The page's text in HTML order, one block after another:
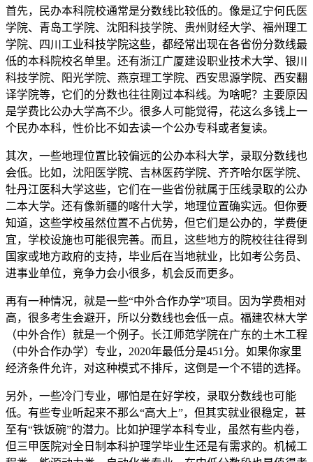
首先，民办本科院校通常是分数线比较低的。像是辽宁何氏医
学院、青岛工学院、沈阳科技学院、贵州财经大学、福州理工
学院、四川工业科技学院这些，都经常出现在各省份分数线最
低的本科院校名单里。还有浙江广厦建设职业技术大学、银川
科技学院、阳光学院、燕京理工学院、西安思源学院、西安翻
译学院等，它们的分数也往往刚过本科线。为啥呢？主要原因
是学费比公办大学高不少。很多人可能觉得，花这么多钱上一
个民办本科，性价比不如去读一个公办专科或者复读。
其次，一些地理位置比较偏远的公办本科大学，录取分数线也
会低。比如，沈阳医学院、吉林医药学院、齐齐哈尔医学院、
牡丹江医科大学这些，它们在一些省份就属于压线录取的公办
二本大学。还有像新疆的喀什大学，地理位置确实远。但你要
知道，这些学校虽然位置不占优势，但它们是公办的，学费便
宜，学校设施也可能很完善。而且，这些地方的院校往往得到
国家或地方政府的支持，毕业后在当地就业，比如考公务员、
进事业单位，竞争力会小很多，机会反而更多。
再有一种情况，就是一些“中外合作办学”项目。因为学费相对
高，很多考生会避开，所以分数线也会低一点。福建农林大学
（中外合作）就是一个例子。长江师范学院在广东的土木工程
（中外合作办学）专业，2020年最低分是451分。如果你家里
经济条件允许，对这种模式不排斥，这倒是一个不错的选择。
另外，一些冷门专业，哪怕是在好学校，录取分数线也可能
低。有些专业听起来不那么“高大上”，但其实就业很稳定，甚
至有“铁饭碗”的潜力。比如护理学本科专业，虽然有些内卷，
但三甲医院对全日制本科护理学毕业生还是有需求的。机械工